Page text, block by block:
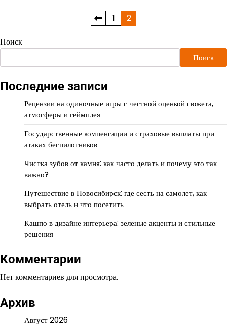
записей
1 2
Поиск
Поиск
Последние записи
Рецензии на одиночные игры с честной оценкой сюжета,
атмосферы и геймплея
Государственные компенсации и страховые выплаты при
атаках беспилотников
Чистка зубов от камня: как часто делать и почему это так
важно?
Путешествие в Новосибирск: где сесть на самолет, как
выбрать отель и что посетить
Кашпо в дизайне интерьера: зеленые акценты и стильные
решения
Комментарии
Нет комментариев для просмотра.
Архив
Август 2026